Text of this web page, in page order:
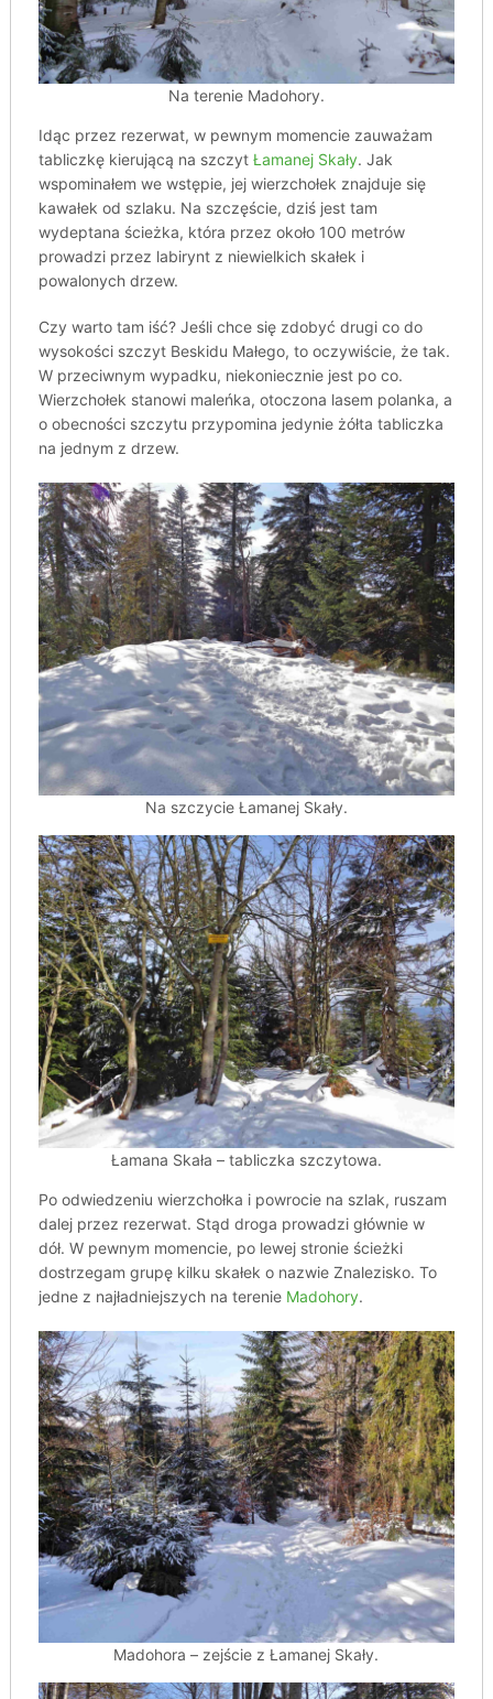
Na terenie Madohory.
Idąc przez rezerwat, w pewnym momencie zauważam
tabliczkę kierującą na szczyt Łamanej Skały. Jak
wspominałem we wstępie, jej wierzchołek znajduje się
kawałek od szlaku. Na szczęście, dziś jest tam
wydeptana ścieżka, która przez około 100 metrów
prowadzi przez labirynt z niewielkich skałek i
powalonych drzew.
Czy warto tam iść? Jeśli chce się zdobyć drugi co do
wysokości szczyt Beskidu Małego, to oczywiście, że tak.
W przeciwnym wypadku, niekoniecznie jest po co.
Wierzchołek stanowi maleńka, otoczona lasem polanka, a
o obecności szczytu przypomina jedynie żółta tabliczka
na jednym z drzew.
Na szczycie Łamanej Skały.
Łamana Skała – tabliczka szczytowa.
Po odwiedzeniu wierzchołka i powrocie na szlak, ruszam
dalej przez rezerwat. Stąd droga prowadzi głównie w
dół. W pewnym momencie, po lewej stronie ścieżki
dostrzegam grupę kilku skałek o nazwie Znalezisko. To
jedne z najładniejszych na terenie Madohory.
Madohora – zejście z Łamanej Skały.